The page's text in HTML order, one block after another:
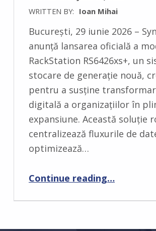
WRITTEN BY: Ioan Mihai
C
M
M
N
București, 29 iunie 2026 –
anunță lansarea oficială a
RackStation RS6426xs+, un
stocare de generație nouă,
pentru a susține
digitală a organizațiilor în
expansiune. Această soluție
centralizează fluxurile de
optimizează…
Continue reading“Synology extinde capabilitățile enterprise prin lansarea noii soluții de stocare RackStation RS6426xs+”
…